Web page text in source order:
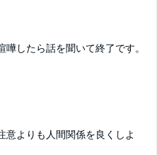
嘩したら話を聞いて終了です。
意よりも人間関係を良くしよ